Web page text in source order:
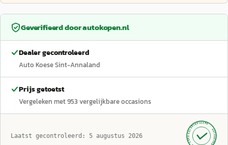
Geverifieerd doorautokopen.nl
Dealer gecontroleerd
Auto Koese Sint-Annaland
Prijs getoetst
Vergeleken met953 vergelijkbare occasions
Laatst gecontroleerd: 5 augustus 2026 GECONTROLEERD ·
AUTOKOPEN.NL